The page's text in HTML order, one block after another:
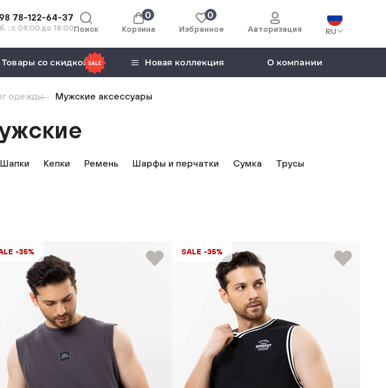
78-122-64-37
: с 09:00 до 18:00Поиск Корзина
0 0
Избранное Авторизация RU
Товары со скидкой Новая коллекция О компании
одежды Мужские аксессуары
Шапки Кепки Ремень Шарфы и перчатки Сумка Трусы
-35% SALE -35%